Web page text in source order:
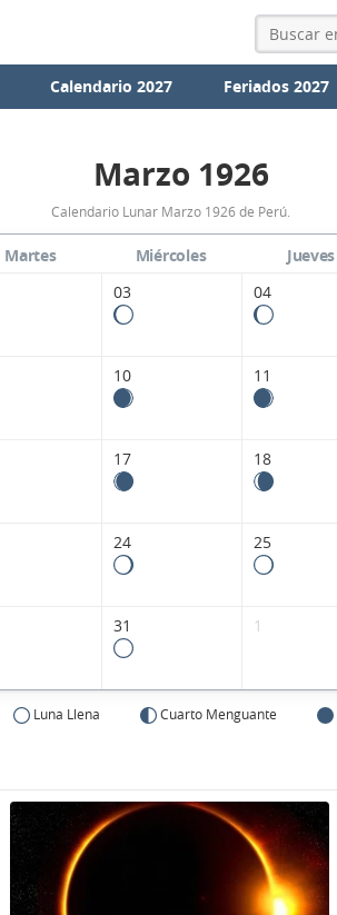
Calendario 2027 Feriados 2027
Calendario
Lunar
Marzo
Perú.
Marzo 1926
Calendario Lunar Marzo 1926 de Perú.
Martes Miércoles Jueves
03 04
10 11
17 18
24 25
31 1
Luna Llena Cuarto Menguante